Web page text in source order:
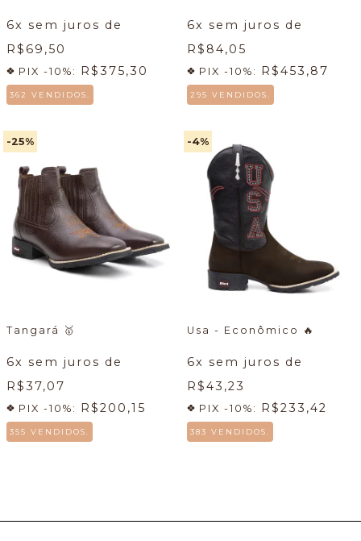
6x sem juros de
R$69,50
PIX -10%: R$375,30
362 VENDIDOS.
6x sem juros de
R$84,05
PIX -10%: R$453,87
295 VENDIDOS.
-25%
Tangará 🥇
6x sem juros de
R$37,07
PIX -10%: R$200,15
355 VENDIDOS.
-4%
Usa - Econômico 🔥
6x sem juros de
R$43,23
PIX -10%: R$233,42
383 VENDIDOS.